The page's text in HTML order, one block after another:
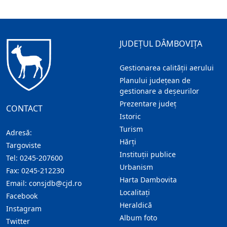
CONTACT
Adresă:
Targoviste
Tel: 0245-207600
Fax: 0245-212230
Email: consjdb@cjd.ro
Facebook
Instagram
Twitter
JUDEȚUL DÂMBOVIȚA
Gestionarea calității aerului
Planului județean de
gestionare a deșeurilor
Prezentare judeţ
Istoric
Turism
Hărţi
Instituţii publice
Urbanism
Harta Dambovita
Localitaţi
Heraldică
Album foto